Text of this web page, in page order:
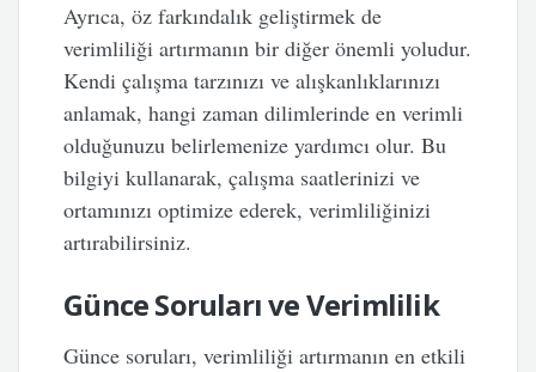
Ayrıca, öz farkındalık geliştirmek de
verimliliği artırmanın bir diğer önemli yoludur.
Kendi çalışma tarzınızı ve alışkanlıklarınızı
anlamak, hangi zaman dilimlerinde en verimli
olduğunuzu belirlemenize yardımcı olur. Bu
bilgiyi kullanarak, çalışma saatlerinizi ve
ortamınızı optimize ederek, verimliliğinizi
artırabilirsiniz.
Günce Soruları ve Verimlilik
Günce soruları, verimliliği artırmanın en etkili